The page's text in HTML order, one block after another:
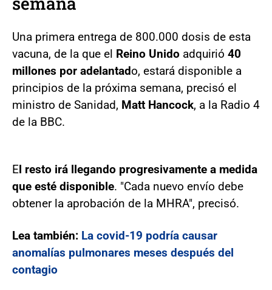
Una primera entrega de 800.000 dosis de esta
vacuna, de la que el Reino Unido adquirió 40
millones por adelantado, estará disponible a
principios de la próxima semana, precisó el
ministro de Sanidad, Matt Hancock, a la Radio 4
de la BBC.
El resto irá llegando progresivamente a medida
que esté disponible. "Cada nuevo envío debe
obtener la aprobación de la MHRA", precisó.
Lea también: La covid-19 podría causar
anomalías pulmonares meses después del
contagio